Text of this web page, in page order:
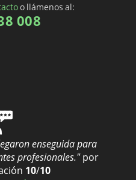
o llámenos al:
008
enseguida para
profesionales." por
10/10